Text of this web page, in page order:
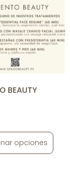
BEAUTY
opciones